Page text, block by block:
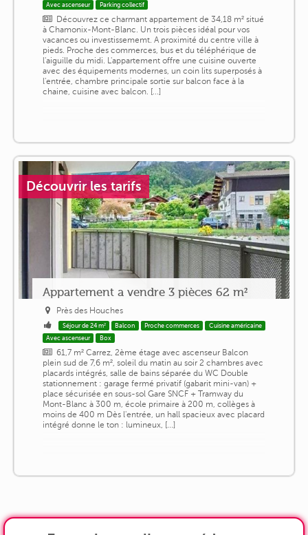
Avec ascenseur
Parking collectif
Découvrez ce charmant appartement de 34,18 m² situé
à Chamonix-Mont-Blanc. Un trois pièces idéal pour vos
vacances ou investissememt. A proximité du centre ville à
pieds. Proche des commerces, bus et du téléphérique de
l'aiguille du midi. L'appartement offre une cuisine ouverte
avec des équipements modernes, un coin lits superposés à
l'entrée, chambre principale sortie sur balcon face à la
chaine, cuisine avec balcon. [...]
Découvrir les tarifs
Appartement a vendre 3 pièces 62 m²
Près des Houches
Séjour de 24 m² Balcon Proche commerces
Cuisine américaine
Avec ascenseur
Box
61,7 m² Carrez, 2ème étage avec ascenseur Balcon
plein sud de 7,6 m², soleil du matin au soir 2 chambres avec
placards intégrés, salle de bains séparée du WC Double
stationnement : garage fermé privatif (gabarit mini-van) +
place sécurisée en sous-sol Gare SNCF + Tramway du
Mont-Blanc à 300 m, école primaire à 200 m, collèges à
moins de 400 m Dès l'entrée, un hall spacieux avec placard
intégré donne le ton : lumineux, [...]